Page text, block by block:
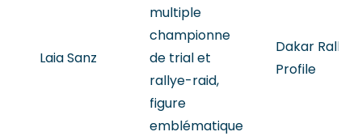
Laia Sanz
multiple
championne
de trial et
rallye-raid,
figure
emblématique
Dakar Rally
Profile